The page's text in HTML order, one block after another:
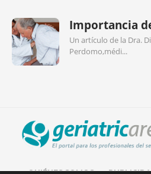
Importancia
Un artículo de la Dra.
Perdomo,médi...